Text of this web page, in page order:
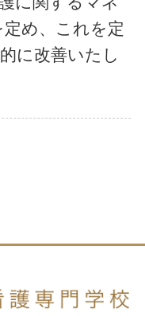
め、これを定
に改善いたし